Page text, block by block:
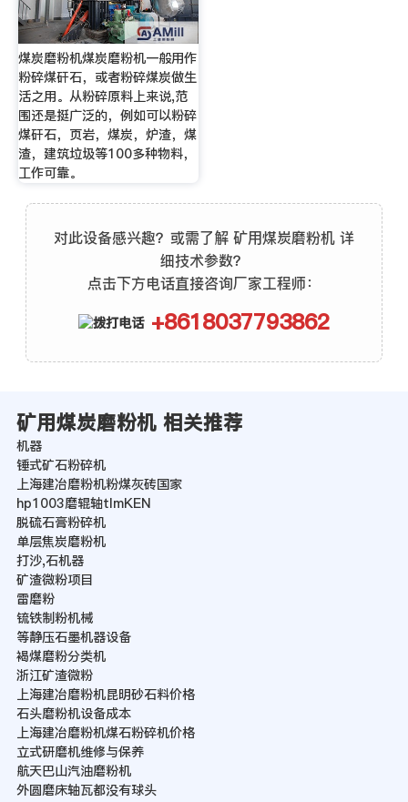
煤炭磨粉机煤炭磨粉机一般用作
粉碎煤矸石，或者粉碎煤炭做生
活之用。从粉碎原料上来说,范
围还是挺广泛的，例如可以粉碎
煤矸石，页岩，煤炭，炉渣，煤
渣，建筑垃圾等100多种物料，
工作可靠。
对此设备感兴趣？或需了解 矿用煤炭磨粉机 详
细技术参数？
点击下方电话直接咨询厂家工程师：
+8618037793862
矿用煤炭磨粉机 相关推荐
机器
锤式矿石粉碎机
上海建冶磨粉机粉煤灰砖国家
hp1003磨辊轴tImKEN
脱硫石膏粉碎机
单层焦炭磨粉机
打沙,石机器
矿渣微粉项目
雷磨粉
锍铁制粉机械
等静压石墨机器设备
褐煤磨粉分类机
浙江矿渣微粉
上海建冶磨粉机昆明砂石料价格
石头磨粉机设备成本
上海建冶磨粉机煤石粉碎机价格
立式研磨机维修与保养
航天巴山汽油磨粉机
外圆磨床轴瓦都没有球头